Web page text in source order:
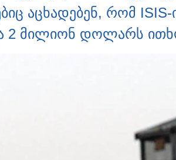
აცხადებენ, რომ ISIS-
2 მილიონ დოლარს